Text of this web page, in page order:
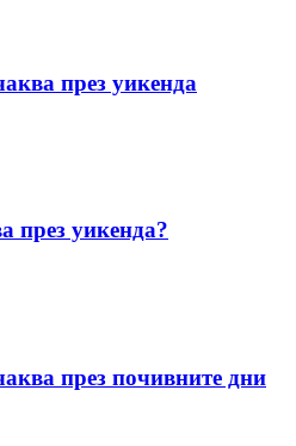
през уикенда
през уикенда?
през почивните дни